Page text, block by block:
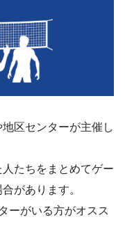
区センターが主催し
たちをまとめてゲー
があります。
ーがいる方がオスス